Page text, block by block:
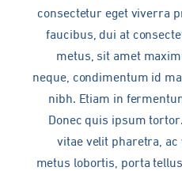
consectetur eget
faucibus, dui at
metus, sit amet
neque, condimentum id
nibh. Etiam in
Donec quis ipsum
vitae velit pharetra,
metus lobortis, porta